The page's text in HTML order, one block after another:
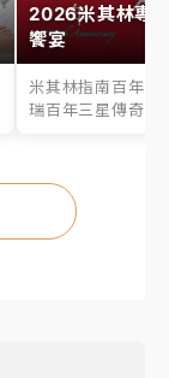
2026米其林專
饗宴
米其林指南百年之
瑞百年三星傳奇、